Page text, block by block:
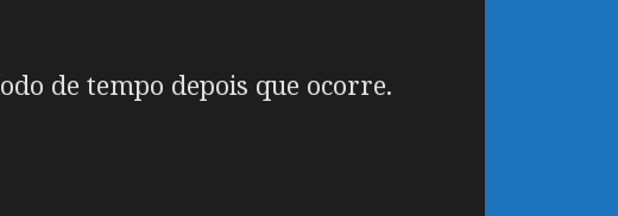
de tempo depois que ocorre.